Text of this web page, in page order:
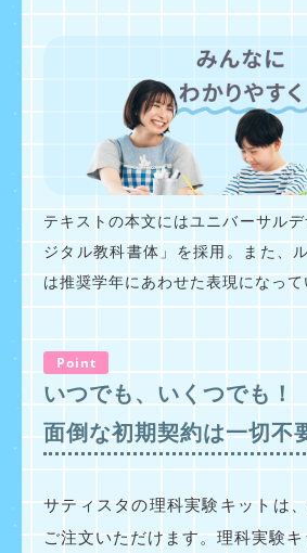
テキストの本文にはユニバーサル
ジタル教科書体」を採用。また、
は推奨学年にあわせた表現になっ
Point
いつでも、いくつでも！
面倒な初期契約は一切不
サティスタの理科実験キットは
ご注文いただけます。理科実験